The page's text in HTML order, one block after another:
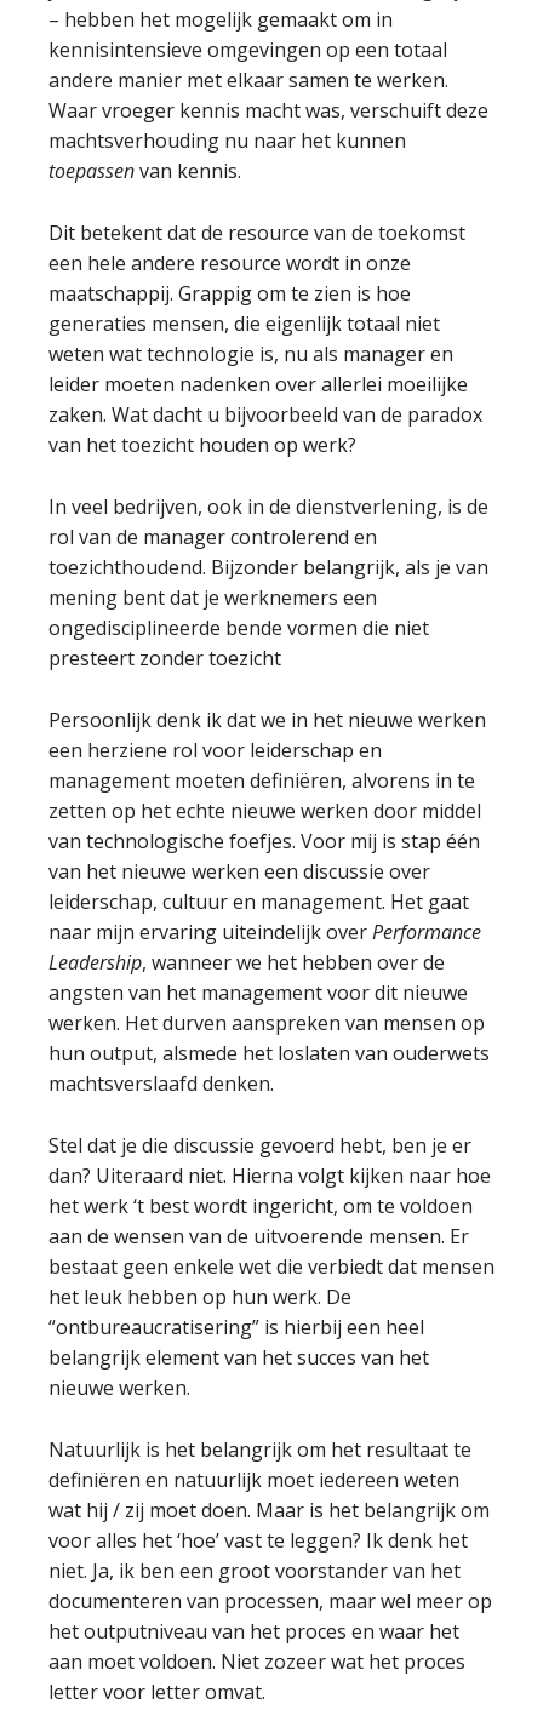
– hebben het mogelijk gemaakt om in
kennisintensieve omgevingen op een totaal
andere manier met elkaar samen te werken.
Waar vroeger kennis macht was, verschuift deze
machtsverhouding nu naar het kunnen
toepassenvan kennis.
Dit betekent dat de resource van de toekomst
een hele andere resource wordt in onze
maatschappij. Grappig om te zien is hoe
generaties mensen, die eigenlijk totaal niet
weten wat technologie is, nu als manager en
leider moeten nadenken over allerlei moeilijke
zaken. Wat dacht u bijvoorbeeld van de paradox
van het toezicht houden op werk?
In veel bedrijven, ook in de dienstverlening, is de
rol van de manager controlerend en
toezichthoudend. Bijzonder belangrijk, als je van
mening bent dat je werknemers een
ongedisciplineerde bende vormen die niet
presteert zonder toezicht
Persoonlijk denk ik dat we in het nieuwe werken
een herziene rol voor leiderschap en
management moeten definiëren, alvorens in te
zetten op het echte nieuwe werken door middel
van technologische foefjes. Voor mij is stap één
van het nieuwe werken een discussie over
leiderschap, cultuur en management. Het gaat
naar mijn ervaring uiteindelijk overPerformance
Leadership, wanneer we het hebben over de
angsten van het management voor dit nieuwe
werken. Het durven aanspreken van mensen op
hun output, alsmede het loslaten van ouderwets
machtsverslaafd denken.
Stel dat je die discussie gevoerd hebt, ben je er
dan? Uiteraard niet. Hierna volgt kijken naar hoe
het werk ‘t best wordt ingericht, om te voldoen
aan de wensen van de uitvoerende mensen. Er
bestaat geen enkele wet die verbiedt dat mensen
het leuk hebben op hun werk. De
“ontbureaucratisering” is hierbij een heel
belangrijk element van het succes van het
nieuwe werken.
Natuurlijk is het belangrijk om het resultaat te
definiëren en natuurlijk moet iedereen weten
wat hij / zij moet doen. Maar is het belangrijk om
voor alles het ‘hoe’ vast te leggen? Ik denk het
niet. Ja, ik ben een groot voorstander van het
documenteren van processen, maar wel meer op
het outputniveau van het proces en waar het
aan moet voldoen. Niet zozeer wat het proces
letter voor letter omvat.